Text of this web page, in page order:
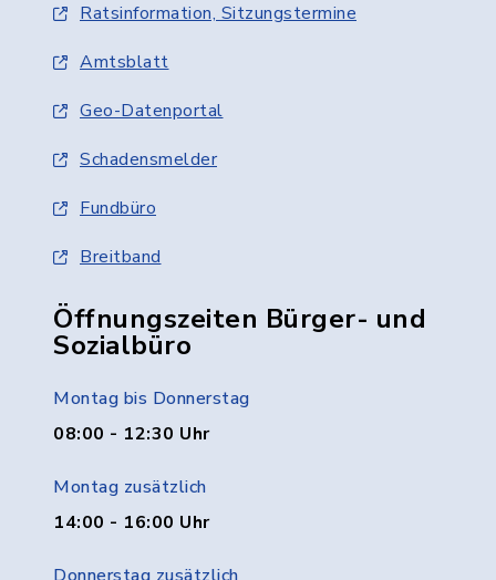
Ratsinformation, Sitzungstermine
Amtsblatt
Geo-Datenportal
Schadensmelder
Fundbüro
Breitband
Öffnungszeiten Bürger- und
Sozialbüro
Montag bis Donnerstag
08:00 - 12:30 Uhr
Montag zusätzlich
14:00 - 16:00 Uhr